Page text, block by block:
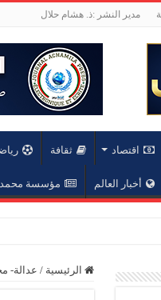
مدير النشر :ذ. هشام حلال
اقتصاد ثقافة
أخبار العالم مؤسسة محمد
محمد الخامس
الرئيسية / عدالة-